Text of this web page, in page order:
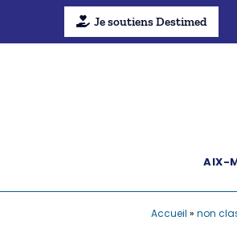
Je soutiens Destimed
AIX-
Accueil » non